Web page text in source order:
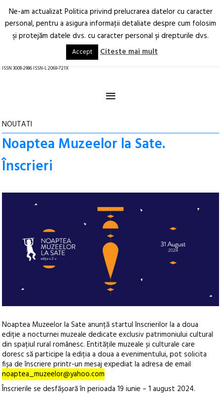
Arhitectură.
Oraș.
RO EN
ISSN 3008-2986 ISSN-L 2069-721X
≡
NOUTATI
Noaptea Muzeelor la Sate.
Înscrieri
Noaptea Muzeelor la Sate anunță startul înscrierilor la a doua
ediție a nocturnei muzeale dedicate exclusiv patrimoniului cultural
din spațiul rural românesc. Entitățile muzeale și culturale care
doresc să participe la ediția a doua a evenimentului, pot solicita
fișa de înscriere printr-un mesaj expediat la adresa de email
noaptea_muzeelor@yahoo.com
Înscrierile se desfășoară în perioada 19 iunie – 1 august 2024.
Ne-am actualizat Politica privind prelucrarea datelor cu caracter
personal, pentru a asigura informaţii detaliate despre cum folosim
şi protejăm datele dvs. cu caracter personal şi drepturile dvs.
Accept Citeste mai mult